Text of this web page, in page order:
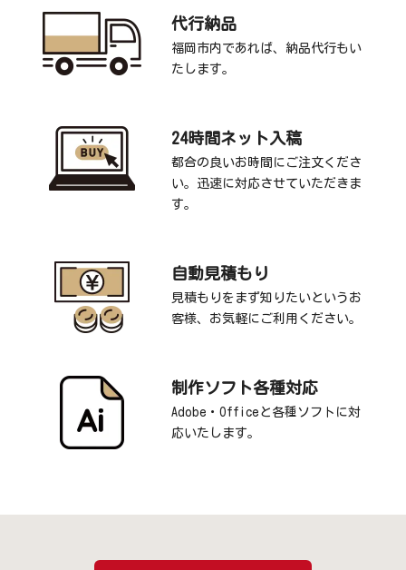
代行納品
福岡市内であれば、納品代行もい
たします。
24時間ネット入稿
都合の良いお時間にご注文くださ
い。迅速に対応させていただきま
す。
自動見積もり
見積もりをまず知りたいというお
客様、お気軽にご利用ください。
制作ソフト各種対応
Adobe・Officeと各種ソフトに対
応いたします。